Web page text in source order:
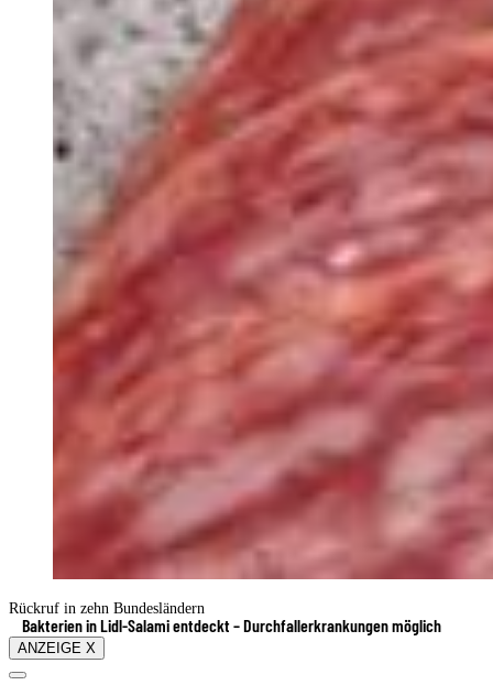
Rückruf in zehn Bundesländern
Bakterien in Lidl-Salami entdeckt – Durchfallerkrankungen möglich
ANZEIGE X